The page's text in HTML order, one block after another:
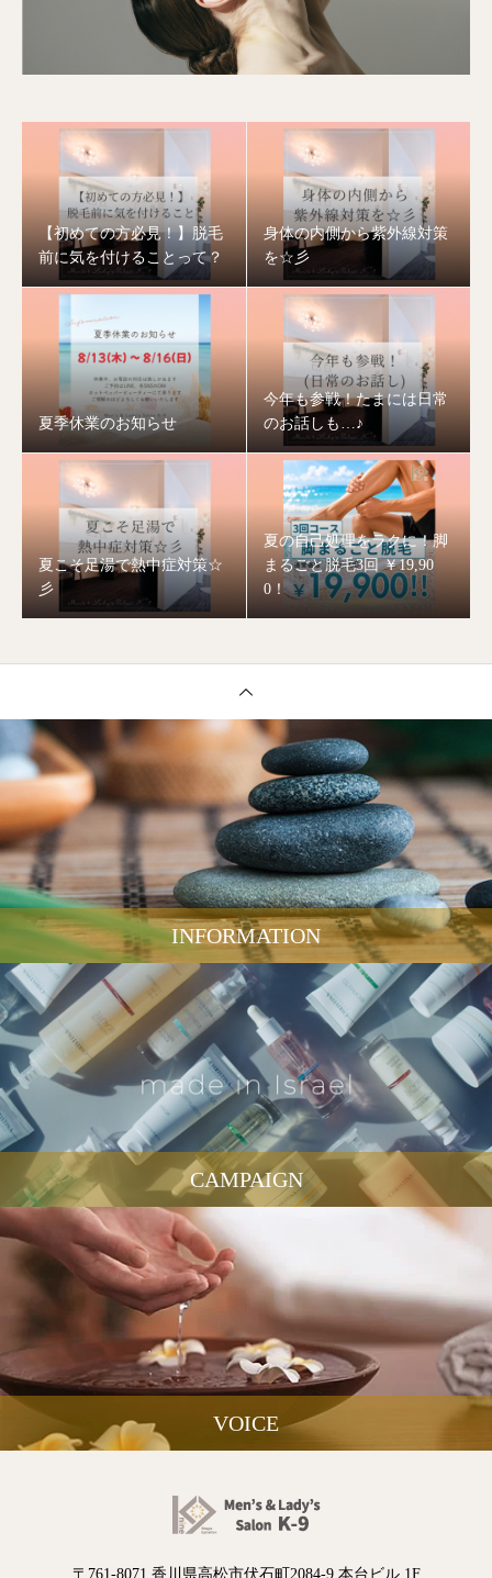
【初めての方必見！】脱毛
前に気を付けることって？
身体の内側から紫外線対策
を☆彡
夏季休業のお知らせ
今年も参戦！たまには日常
のお話しも…♪
夏こそ足湯で熱中症対策☆
彡
夏の自己処理をラクに！脚
まるごと脱毛3回 ￥19,90
0！
INFORMATION
CAMPAIGN
VOICE
〒761-8071 香川県高松市伏石町2084-9 本台ビル 1F